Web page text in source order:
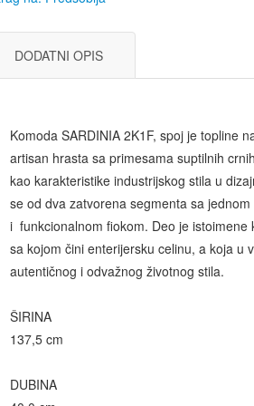
DODATNI OPIS
Komoda SARDINIA 2K1F, spoj je topline
artisan hrasta sa primesama suptilnih
kao karakteristike industrijskog stila u
se od dva zatvorena segmenta sa
i funkcionalnom fiokom. Deo je istoimene
sa kojom čini enterijersku celinu, a koja u
autentičnog i odvažnog životnog stila.
ŠIRINA
137,5 cm
DUBINA